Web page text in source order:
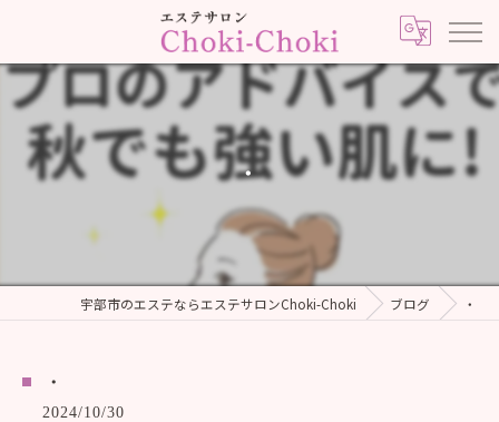
・
宇部市のエステならエステサロンChoki-Choki ブログ ・
・
2024/10/30